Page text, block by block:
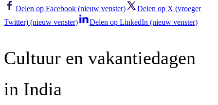
Delen op Facebook (nieuw venster)
Delen op X (vroeger
Twitter) (nieuw venster)
Delen op LinkedIn (nieuw venster)
Cultuur en vakantiedagen
in India